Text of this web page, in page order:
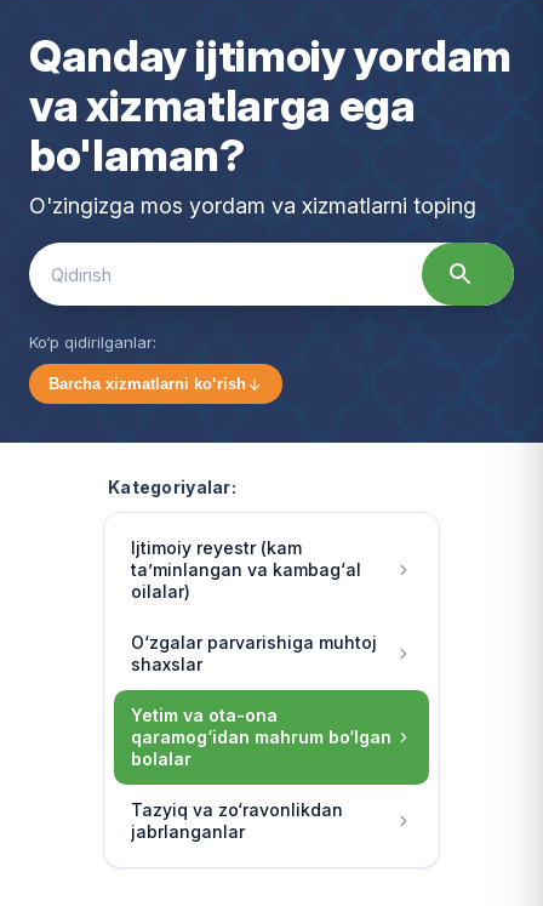
mtiy oz
Qanday ijtimoiy yordam
va xizmatlarga ega
bo'laman?
O'zingizga mos yordam va xizmatlarni toping
Search
for:
Ko‘p qidirilganlar:
Barcha xizmatlarni ko‘rish
Kategoriyalar:
Ijtimoiy reyestr (kam
ta’minlangan va kambag‘al
oilalar)
O‘zgalar parvarishiga muhtoj
shaxslar
Yetim va ota-ona
qaramog‘idan mahrum bo‘lgan
bolalar
Tazyiq va zo‘ravonlikdan
jabrlanganlar